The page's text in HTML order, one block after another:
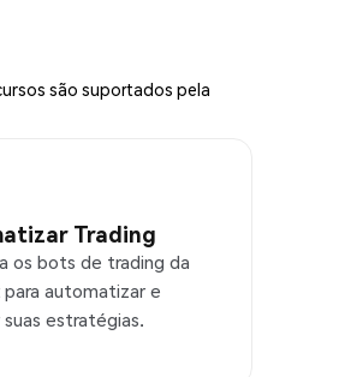
são suportados pela
Trading
os bots de trading da
para automatizar e
estratégias.